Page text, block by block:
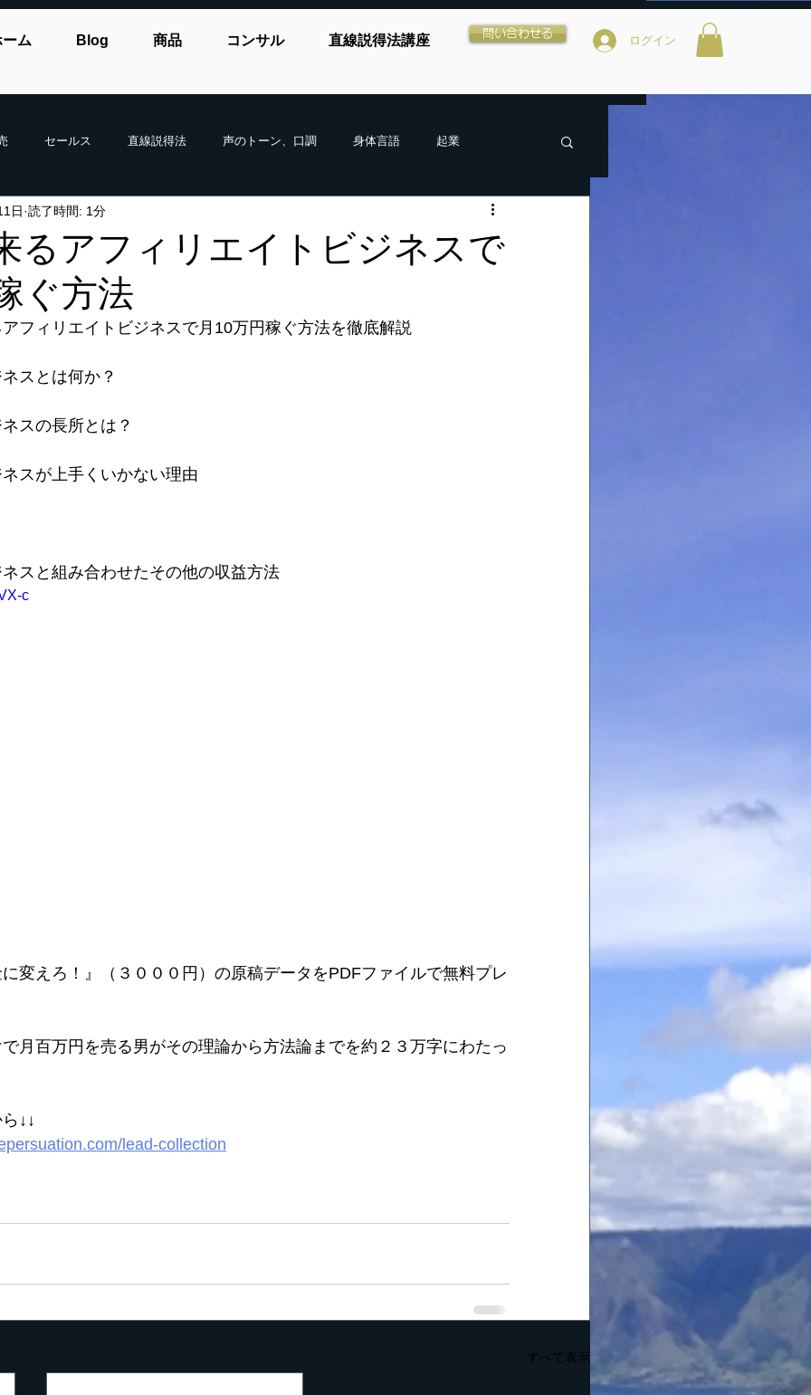
ム Blog 商品 コンサル 直線説得法講座 問い合わせる ログイン
セールス 直線説得法 声のトーン、口調 身体言語 起業
るアフィリエイトビジネスで
ぐ方法
日 読了時間: 1分
フィリエイトビジネスで月10万円稼ぐ方法を徹底解説
スとは何か？
スの長所とは？
スが上手くいかない理由
スと組み合わせたその他の収益方法
c
えろ！』（３０００円）の原稿データをPDFファイルで無料プレ
百万円を売る男がその理論から方法論までを約２３万字にわたっ
↓↓
lead-collection
すべて表示